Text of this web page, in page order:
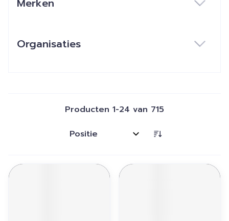
Merken
Organisaties
Producten 1-24 van 715
Sorteer op: